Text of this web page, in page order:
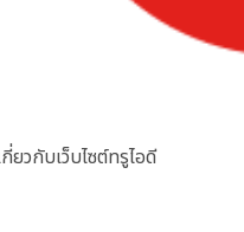
ยวกับเว็บไซต์ทรูไอดี